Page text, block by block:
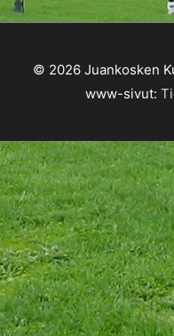
© 2026 Juankosken
www-sivut: